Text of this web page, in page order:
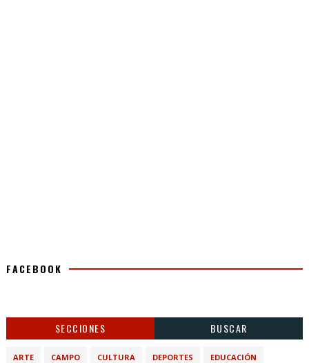
FACEBOOK
SECCIONES BUSCAR
ARTE CAMPO CULTURA DEPORTES EDUCACIÓN